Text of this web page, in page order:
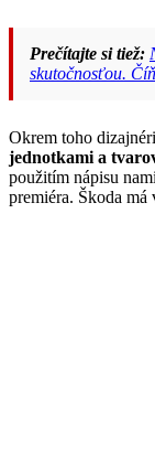
Prečítajte si tiež:
skutočnosťou.
Okrem toho
jednotkami a
použitím nápisu
premiéra. Škoda